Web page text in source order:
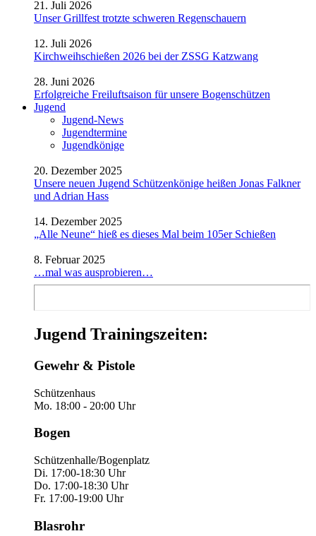
21. Juli 2026
Unser Grillfest trotzte schweren Regenschauern
12. Juli 2026
Kirchweihschießen 2026 bei der ZSSG Katzwang
28. Juni 2026
Erfolgreiche Freiluftsaison für unsere Bogenschützen
Jugend
Jugend-News
Jugendtermine
Jugendkönige
20. Dezember 2025
Unsere neuen Jugend Schützenkönige heißen Jonas Falkner
und Adrian Hass
14. Dezember 2025
„Alle Neune“ hieß es dieses Mal beim 105er Schießen
8. Februar 2025
…mal was ausprobieren…
Jugend Trainingszeiten:
Gewehr & Pistole
Schützenhaus
Mo. 18:00 - 20:00 Uhr
Bogen
Schützenhalle/Bogenplatz
Di. 17:00-18:30 Uhr
Do. 17:00-18:30 Uhr
Fr. 17:00-19:00 Uhr
Blasrohr